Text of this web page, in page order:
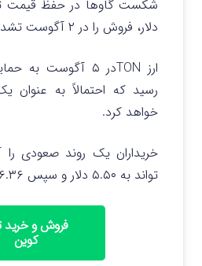
دلار، فروش را در ۲ آگوست تشدید کرد.
رسید که احتمالاً به
خواهد کرد.
خریداران یک روند صعودی را
تواند به ۵.۵۰ دلار و سپس ۶.۳۶ دلار برسد.
فروش و خرید
کوین